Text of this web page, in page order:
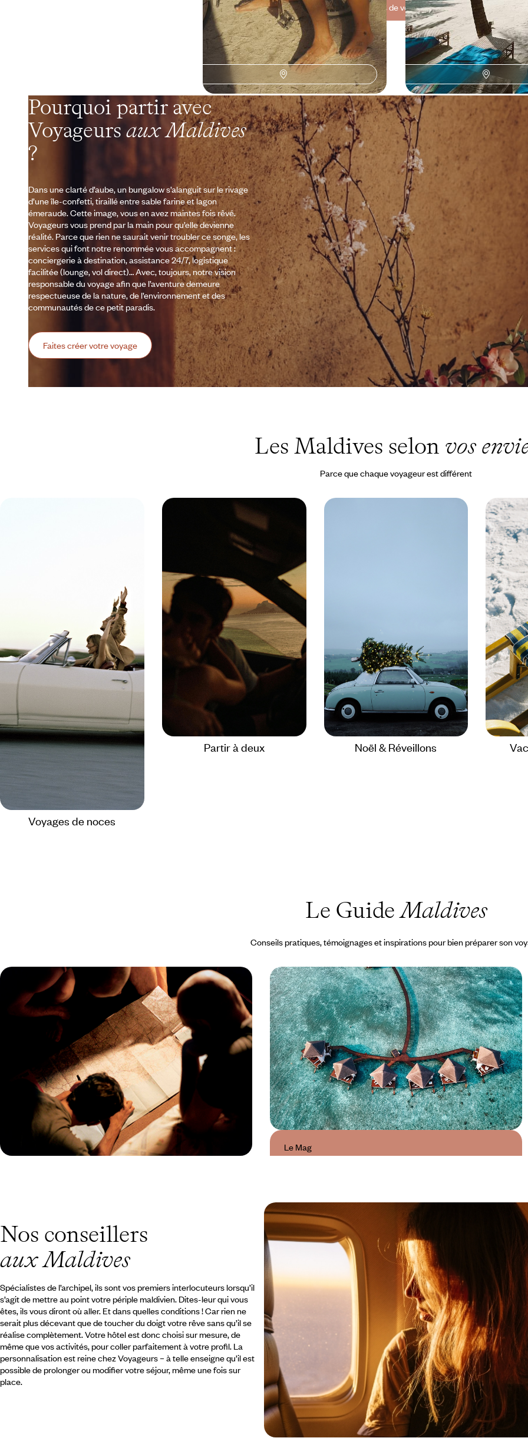
Toutes nos suggestions de voyages aux Maldives (8)
Pourquoi partir avec
Voyageursaux Maldives
?
Dans une clarté d’aube, un bungalow s’alanguit sur le rivage
d’une île-confetti, tiraillé entre sable farine et lagon
émeraude. Cette image, vous en avez maintes fois rêvé.
Voyageurs vous prend par la main pour qu’elle devienne
réalité. Parce que rien ne saurait venir troubler ce songe, les
services qui font notre renommée vous accompagnent :
conciergerie à destination, assistance 24/7, logistique
facilitée (lounge, vol direct)… Avec, toujours, notre vision
responsable du voyage afin que l’aventure demeure
respectueuse de la nature, de l’environnement et des
communautés de ce petit paradis.
Faites créer votre voyage
Les Maldives selon vos
Parce que chaque voyageur est différent
Voyages de noces
Partir à deux Noël & Réveillons
Le GuideMaldives
Conseils pratiques, témoignages et inspirations pour bien préparer son
Le Mag
Nos conseillers
aux Maldives
Spécialistes de l’archipel, ils sont vos premiers interlocuteurs lorsqu’il
s’agit de mettre au point votre périple maldivien. Dites-leur qui vous
êtes, ils vous diront où aller. Et dans quelles conditions ! Car rien ne
serait plus décevant que de toucher du doigt votre rêve sans qu’il se
réalise complètement. Votre hôtel est donc choisi sur mesure, de
même que vos activités, pour coller parfaitement à votre profil. La
personnalisation est reine chez Voyageurs – à telle enseigne qu’il est
possible de prolonger ou modifier votre séjour, même une fois sur
place.